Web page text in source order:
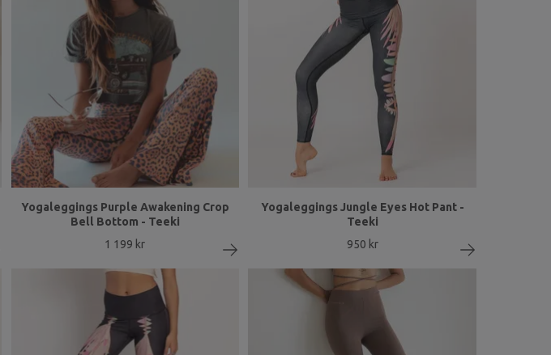
Yogaleggings Purple Awakening Crop
Bell Bottom - Teeki
1 199 kr
Yogaleggings Jungle Eyes Hot Pant -
Teeki
950 kr